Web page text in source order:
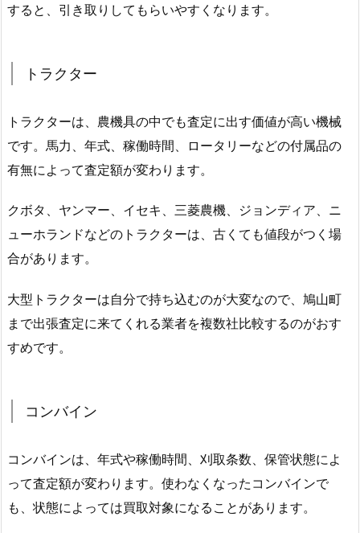
すると、引き取りしてもらいやすくなります。
トラクター
トラクターは、農機具の中でも査定に出す価値が高い機械
です。馬力、年式、稼働時間、ロータリーなどの付属品の
有無によって査定額が変わります。
クボタ、ヤンマー、イセキ、三菱農機、ジョンディア、ニ
ューホランドなどのトラクターは、古くても値段がつく場
合があります。
大型トラクターは自分で持ち込むのが大変なので、鳩山町
まで出張査定に来てくれる業者を複数社比較するのがおす
すめです。
コンバイン
コンバインは、年式や稼働時間、刈取条数、保管状態によ
って査定額が変わります。使わなくなったコンバインで
も、状態によっては買取対象になることがあります。